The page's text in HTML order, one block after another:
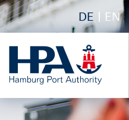
DE EN